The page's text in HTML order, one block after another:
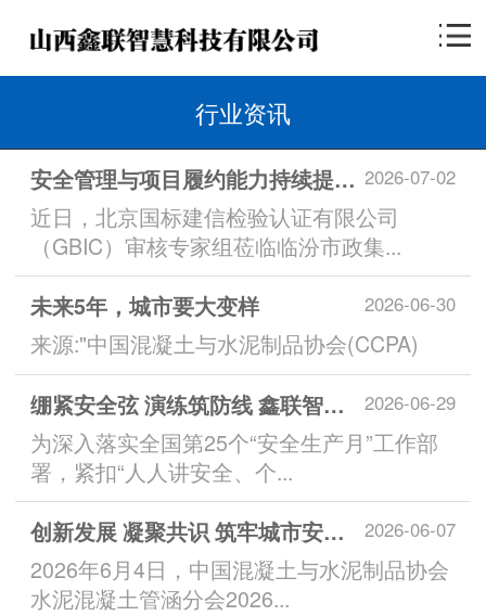
行业资讯
2026-07-02
安全管理与项目履约能力持续提升 I 集团顺利通过AAA级认证监督审查
近日，北京国标建信检验认证有限公司
（GBIC）审核专家组莅临临汾市政集...
2026-06-30
未来5年，城市要大变样
来源:"中国混凝土与水泥制品协会(CCPA)
2026-06-29
绷紧安全弦 演练筑防线 鑫联智慧公司组织专项应急演练
为深入落实全国第25个“安全生产月”工作部
署，紧扣“人人讲安全、个...
2026-06-07
创新发展 凝聚共识 筑牢城市安全生命线——中国混凝土与水泥制品协会水泥混凝土管涵分会2026年会暨技术交流会顺利召开
2026年6月4日，中国混凝土与水泥制品协会
水泥混凝土管涵分会2026...